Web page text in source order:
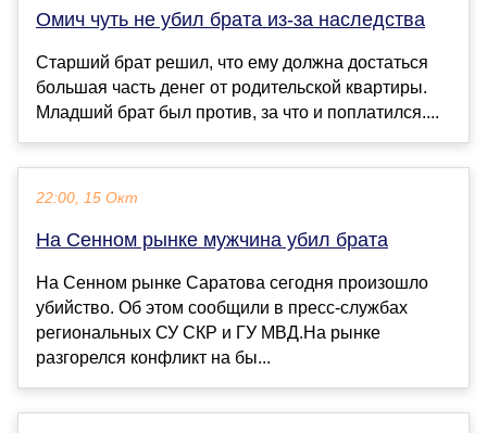
Омич чуть не убил брата из-за наследства
Старший брат решил, что ему должна достаться
большая часть денег от родительской квартиры.
Младший брат был против, за что и поплатился....
22:00, 15 Окт
На Сенном рынке мужчина убил брата
На Сенном рынке Саратова сегодня произошло
убийство. Об этом сообщили в пресс-службах
региональных СУ СКР и ГУ МВД.На рынке
разгорелся конфликт на бы...